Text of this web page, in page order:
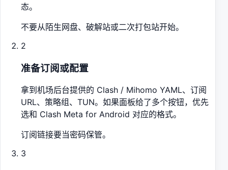
态。
不要从陌生网盘、破解站或二次打包站开始。
2
准备订阅或配置
拿到机场后台提供的 Clash / Mihomo YAML、订阅
URL、策略组、TUN。如果面板给了多个按钮，优先
选和 Clash Meta for Android 对应的格式。
订阅链接要当密码保管。
3